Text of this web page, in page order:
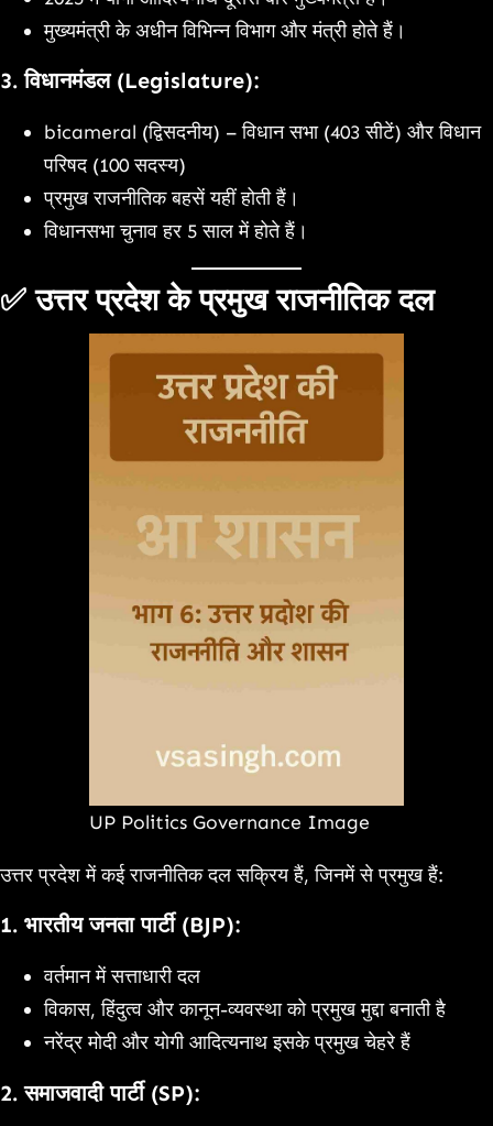
मुख्यमंत्री के अधीन विभिन्न विभाग और मंत्री होते हैं।
3.विधानमंडल (Legislature):
bicameral (द्विसदनीय) – विधान सभा (403 सीटें) और विधान
परिषद (100 सदस्य)
प्रमुख राजनीतिक बहसें यहीं होती हैं।
विधानसभा चुनाव हर 5 साल में होते हैं।
✅ उत्तर प्रदेश के प्रमुख राजनीतिक दल
UP Politics Governance Image
उत्तर प्रदेश में कई राजनीतिक दल सक्रिय हैं, जिनमें से प्रमुख हैं:
1. भारतीय जनता पार्टी (BJP):
वर्तमान में सत्ताधारी दल
विकास, हिंदुत्व और कानून-व्यवस्था को प्रमुख मुद्दा बनाती है
नरेंद्र मोदी और योगी आदित्यनाथ इसके प्रमुख चेहरे हैं
2.समाजवादी पार्टी (SP):